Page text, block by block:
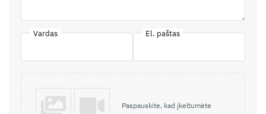
Vardas El. paštas
Paspauskite, kad įkeltumėte